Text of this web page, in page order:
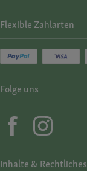
Inhalte & Rechtliches
Flexible Zahlarten
Folge uns